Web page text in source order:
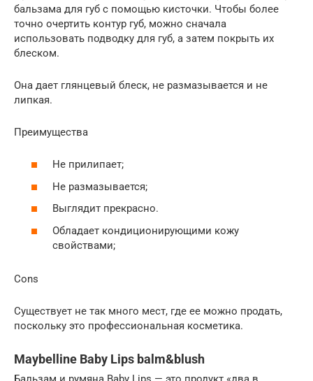
бальзама для губ с помощью кисточки. Чтобы более
точно очертить контур губ, можно сначала
использовать подводку для губ, а затем покрыть их
блеском.
Она дает глянцевый блеск, не размазывается и не
липкая.
Преимущества
Не прилипает;
Не размазывается;
Выглядит прекрасно.
Обладает кондиционирующими кожу
свойствами;
Cons
Существует не так много мест, где ее можно продать,
поскольку это профессиональная косметика.
Maybelline Baby Lips balm&blush